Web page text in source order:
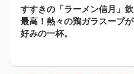
すすきの「ラーメン信月」
最高！熱々の鶏ガラスープ
好みの一杯。